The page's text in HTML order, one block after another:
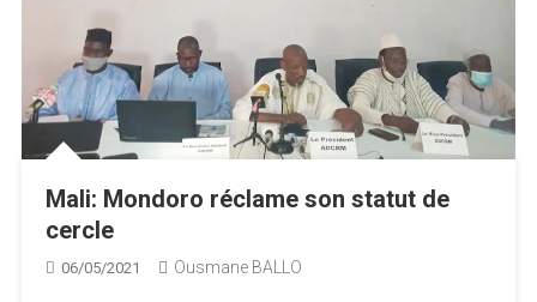
Mali: Mondoro réclame son statut de
cercle
06/05/2021 Ousmane BALLO